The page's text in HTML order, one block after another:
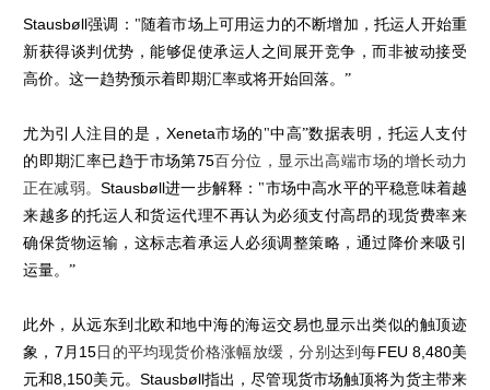
Stausbøll强调："随着市场上可用运力的不断增加，托运人开始重
新获得谈判优势，能够促使承运人之间展开竞争，而非被动接受
高价。这一趋势预示着即期汇率或将开始回落。”
尤为引人注目的是， Xeneta市场的"中高”数据表明，托运人支付
的即期汇率已趋于市场第75百分位，显示出高端市场的增长动力
正在减弱。Stausbøll进一步解释："市场中高水平的平稳意味着越
来越多的托运人和货运代理不再认为必须支付高昂的现货费率来
确保货物运输，这标志着承运人必须调整策略，通过降价来吸引
运量。”
此外，从远东到北欧和地中海的海运交易也显示出类似的触顶迹
象， 7 月 15 日的平均现货价格涨幅放缓，分别达到每 FEU 8,480美
元和8,150美元。 Stausbøll 指出，尽管现货市场触顶将为货主带来